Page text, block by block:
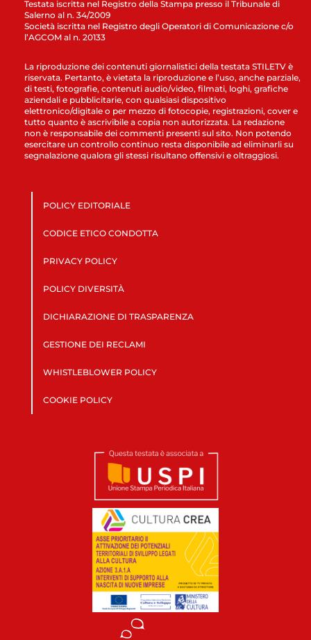
Testata iscritta nel Registro della Stampa presso il Tribunale di
Salerno al n. 34/2009
Società iscritta nel Registro degli Operatori di Comunicazione c/o
l’AGCOM al n. 20133
La riproduzione dei contenuti giornalistici della testata STILETV è
riservata. Pertanto, è vietata la riproduzione e l’uso, anche parziale,
di testi, fotografie, contenuti audio/video, filmati, loghi, grafiche
aziendali e pubblicitarie, con qualsiasi dispositivo
elettronico/digitale o per mezzo di fotocopie, registrazioni, cover e
tutto quanto è ascrivibile a copia non autorizzata. La redazione
non è responsabile dei commenti presenti sul sito. Non potendo
esercitare un controllo continuo resta disponibile ad eliminarli su
segnalazione qualora gli stessi risultano offensivi e oltraggiosi.
POLICY EDITORIALE
CODICE ETICO CONDOTTA
PRIVACY POLICY
POLICY DIVERSITÀ
DICHIARAZIONE DI TRASPARENZA
GESTIONE DEI RECLAMI
WHISTLEBLOWER POLICY
COOKIE POLICY